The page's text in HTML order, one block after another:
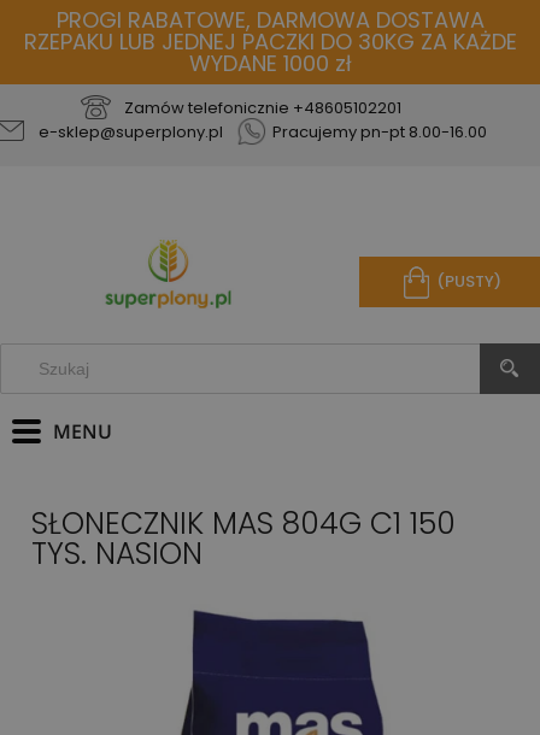
PROGI RABATOWE, DARMOWA DOSTAWA
RZEPAKU LUB JEDNEJ PACZKI DO 30KG ZA KAŻDE
WYDANE 1000 zł
Zamów telefonicznie +48605102201
e-sklep@superplony.pl
Pracujemy pn-pt 8.00-16.00
(PUSTY)
SŁONECZNIK MAS 804G C1 150
TYS. NASION